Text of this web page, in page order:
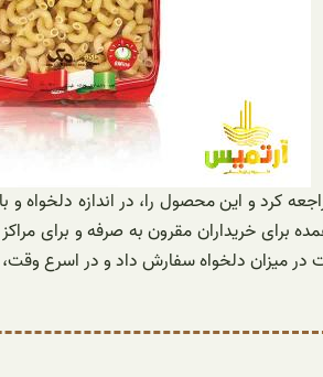
کرد و این محصول را، در اندازه
برای خریداران مقرون به صرفه و
در میزان دلخواه سفارش داد و در اسرع